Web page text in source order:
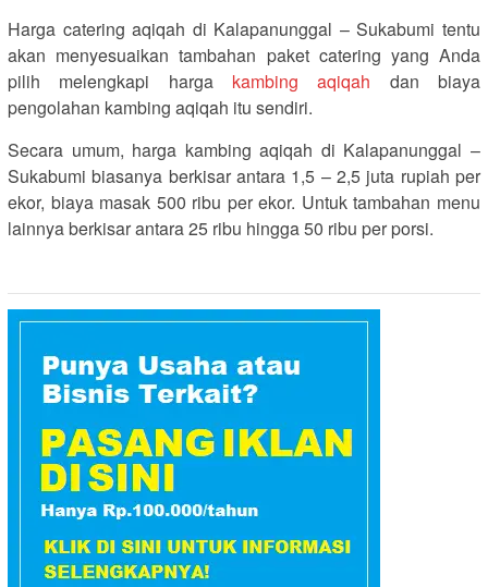
Harga catering aqiqah di Kalapanunggal – Sukabumi tentu
akan menyesuaikan tambahan paket catering yang Anda
pilih melengkapi harga kambing aqiqah dan biaya
pengolahan kambing aqiqah itu sendiri.
Secara umum, harga kambing aqiqah di Kalapanunggal –
Sukabumi biasanya berkisar antara 1,5 – 2,5 juta rupiah per
ekor, biaya masak 500 ribu per ekor. Untuk tambahan menu
lainnya berkisar antara 25 ribu hingga 50 ribu per porsi.